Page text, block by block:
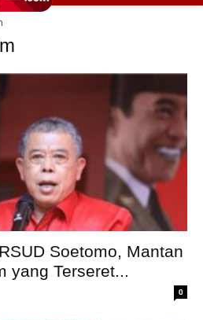
Soetomo, Mantan
yang Terseret...
0